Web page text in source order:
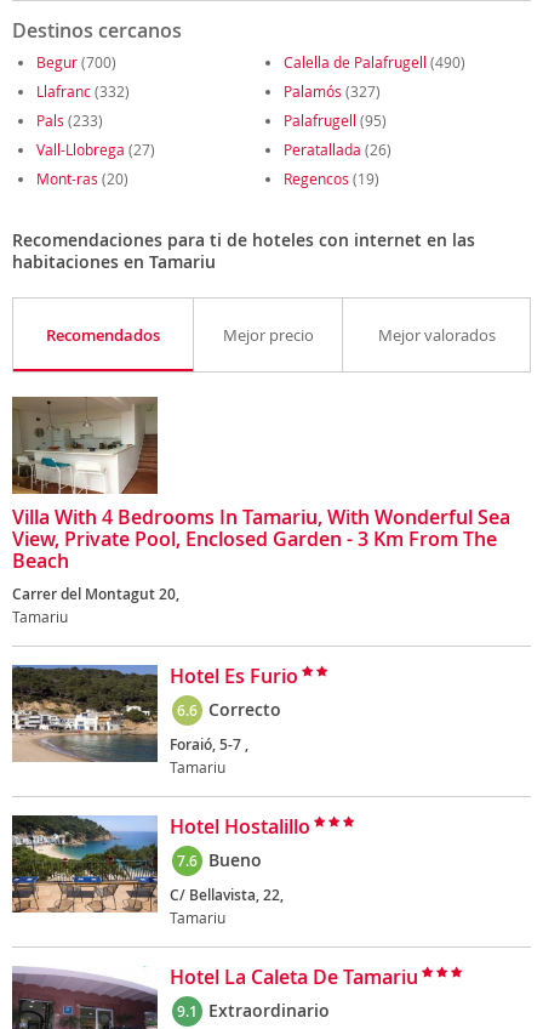
Destinos cercanos
Begur(700) Calella de Palafrugell (490)
Llafranc(332) Palamós (327)
Pals (233) Palafrugell (95)
Vall-Llobrega (27) Peratallada (26)
Mont-ras (20) Regencos (19)
Recomendaciones para ti de hoteles con internet en las
habitaciones en Tamariu
Recomendados Mejor precio Mejor valorados
Villa With 4 Bedrooms In Tamariu, With Wonderful Sea
View, Private Pool, Enclosed Garden - 3 Km From The
Beach
Carrer del Montagut 20,
Tamariu
Hotel Es Furio
6.6 Correcto
Foraió, 5-7 ,
Tamariu
Hotel Hostalillo
7.6 Bueno
C/ Bellavista, 22,
Tamariu
Hotel La Caleta De Tamariu
9.1 Extraordinario